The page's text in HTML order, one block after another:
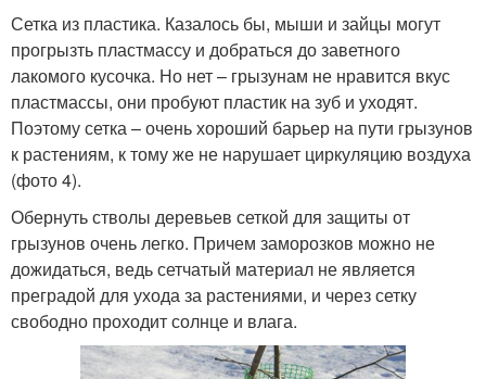
Сетка из пластика. Казалось бы, мыши и зайцы могут
прогрызть пластмассу и добраться до заветного
лакомого кусочка. Но нет – грызунам не нравится вкус
пластмассы, они пробуют пластик на зуб и уходят.
Поэтому сетка – очень хороший барьер на пути грызунов
к растениям, к тому же не нарушает циркуляцию воздуха
(фото 4).
Обернуть стволы деревьев сеткой для защиты от
грызунов очень легко. Причем заморозков можно не
дожидаться, ведь сетчатый материал не является
преградой для ухода за растениями, и через сетку
свободно проходит солнце и влага.